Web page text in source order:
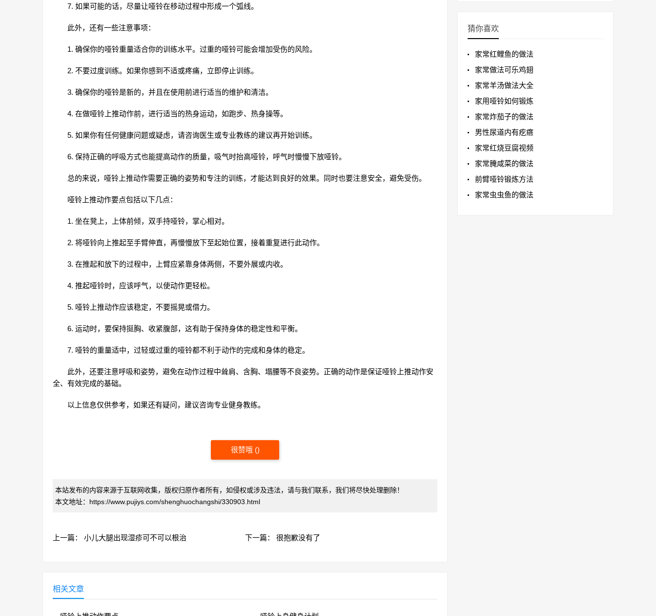
7. 如果可能的话，尽量让哑铃在移动过程中形成一个弧线。
此外，还有一些注意事项：
1. 确保你的哑铃重量适合你的训练水平。过重的哑铃可能会增加受伤的风险。
2. 不要过度训练。如果你感到不适或疼痛，立即停止训练。
3. 确保你的哑铃是新的，并且在使用前进行适当的维护和清洁。
4. 在做哑铃上推动作前，进行适当的热身运动，如跑步、热身操等。
5. 如果你有任何健康问题或疑虑，请咨询医生或专业教练的建议再开始训练。
6. 保持正确的呼吸方式也能提高动作的质量，吸气时抬高哑铃，呼气时慢慢下放哑铃。
总的来说，哑铃上推动作需要正确的姿势和专注的训练，才能达到良好的效果。同时也要注意安全，避免受伤。
哑铃上推动作要点包括以下几点：
1. 坐在凳上，上体前倾，双手持哑铃，掌心相对。
2. 将哑铃向上推起至手臂伸直，再慢慢放下至起始位置，接着重复进行此动作。
3. 在推起和放下的过程中，上臂应紧靠身体两侧，不要外展或内收。
4. 推起哑铃时，应该呼气，以使动作更轻松。
5. 哑铃上推动作应该稳定，不要摇晃或借力。
6. 运动时，要保持挺胸、收紧腹部，这有助于保持身体的稳定性和平衡。
7. 哑铃的重量适中，过轻或过重的哑铃都不利于动作的完成和身体的稳定。
此外，还要注意呼吸和姿势，避免在动作过程中耸肩、含胸、塌腰等不良姿势。正确的动作是保证哑铃上推动作安
全、有效完成的基础。
以上信息仅供参考，如果还有疑问，建议咨询专业健身教练。
很赞哦 ()
本站发布的内容来源于互联网收集，版权归原作者所有，如侵权或涉及违法，请与我们联系，我们将尽快处理删除！
本文地址：https://www.pujiys.com/shenghuochangshi/330903.html
上一篇： 小儿大腿出现湿疹可不可以根治 下一篇： 很抱歉没有了
相关文章
猜你喜欢
家常红鲤鱼的做法
家常做法可乐鸡翅
家常羊汤做法大全
家用哑铃如何锻炼
家常炸茄子的做法
男性尿道内有疙瘩
家常红烧豆腐视频
家常腌咸菜的做法
前臂哑铃锻炼方法
家常虫虫鱼的做法